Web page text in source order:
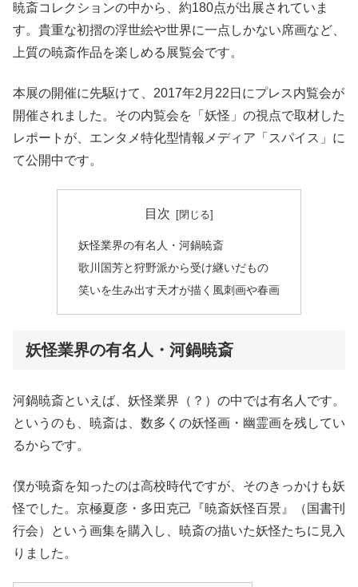
暁斎コレクションの中から、約180点が出展されていま
す。貴重な初摺の浮世絵や世界に一点しかない席画など、
上質の暁斎作品を楽しめる展覧会です。
本展の開催に先駆けて、2017年2月22日にプレス内覧会が
開催されました。その内覧会を「妖怪」の視点で取材した
レポートが、エンタメ特化型情報メディア「スパイス」に
て公開中です。
目次
妖怪業界の有名人・河鍋暁斎
歌川国芳と狩野派から受け継いだもの
笑いを生み出す天才が描く風刺画や春画
妖怪業界の有名人・河鍋暁斎
河鍋暁斎といえば、妖怪業界（？）の中では有名人です。
というのも、暁斎は、数多くの妖怪画・幽霊画を残してい
るからです。
僕が暁斎を知ったのは高校時代ですが、そのきっかけも妖
怪でした。京極夏彦・多田克己『暁斎妖怪百景』（国書刊
行会）という画集を購入し、暁斎の描いた妖怪たちに見入
りました。